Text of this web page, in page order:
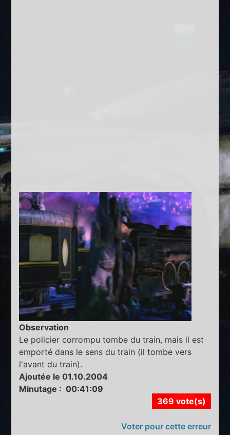
Observation
Le policier corrompu tombe du train, mais il est
emporté dans le sens du train (il tombe vers
l'avant du train).
Ajoutée le 01.10.2004
Minutage : 00:41:09
369 vote(s)
Voter pour cette erreur